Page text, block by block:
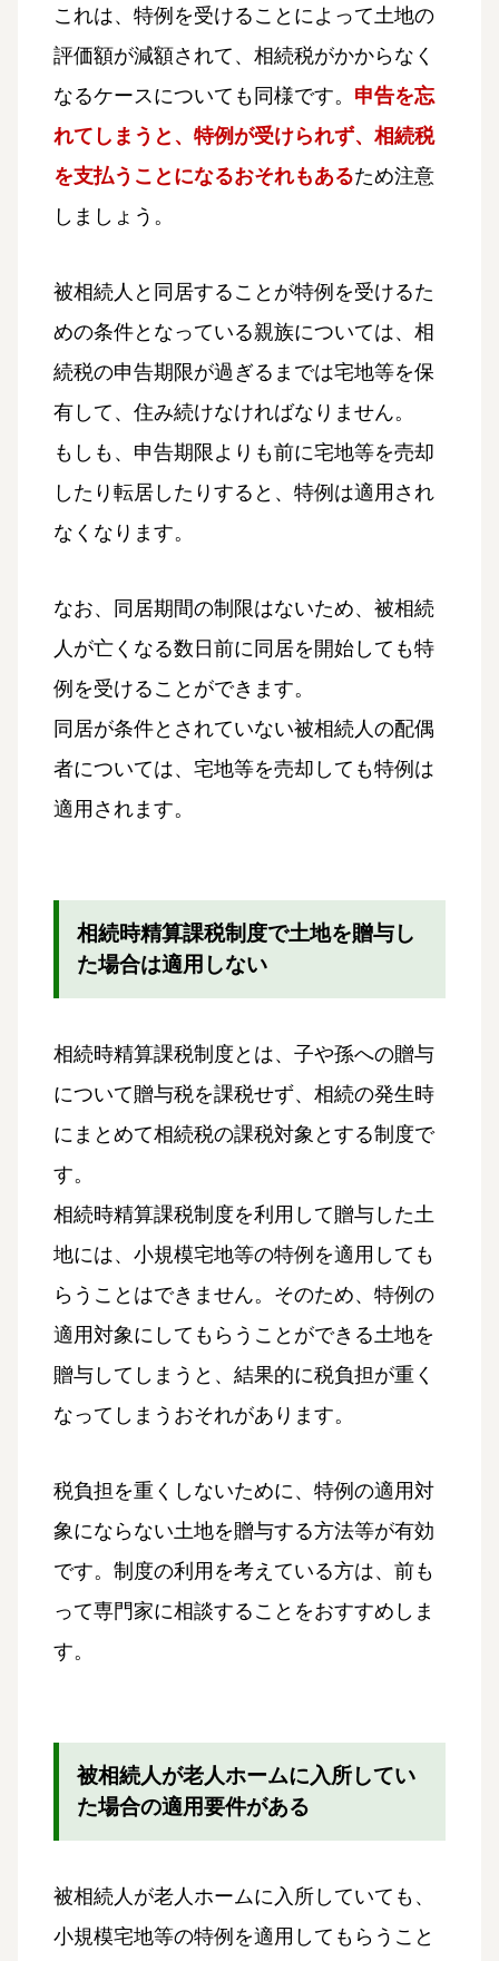
これは、特例を受けることによって土地の
評価額が減額されて、相続税がかからなく
なるケースについても同様です。 申告を忘
れてしまうと、特例が受けられず、相続税
を支払うことになるおそれもあるため注意
しましょう。
被相続人と同居することが特例を受けるた
めの条件となっている親族については、相
続税の申告期限が過ぎるまでは宅地等を保
有して、住み続けなければなりません。
もしも、申告期限よりも前に宅地等を売却
したり転居したりすると、特例は適用され
なくなります。
なお、同居期間の制限はないため、被相続
人が亡くなる数日前に同居を開始しても特
例を受けることができます。
同居が条件とされていない被相続人の配偶
者については、宅地等を売却しても特例は
適用されます。
相続時精算課税制度で土地を贈与し
た場合は適用しない
相続時精算課税制度とは、子や孫への贈与
について贈与税を課税せず、相続の発生時
にまとめて相続税の課税対象とする制度で
す。
相続時精算課税制度を利用して贈与した土
地には、小規模宅地等の特例を適用しても
らうことはできません。そのため、特例の
適用対象にしてもらうことができる土地を
贈与してしまうと、結果的に税負担が重く
なってしまうおそれがあります。
税負担を重くしないために、特例の適用対
象にならない土地を贈与する方法等が有効
です。制度の利用を考えている方は、前も
って専門家に相談することをおすすめしま
す。
被相続人が老人ホームに入所してい
た場合の適用要件がある
被相続人が老人ホームに入所していても、
小規模宅地等の特例を適用してもらうこと